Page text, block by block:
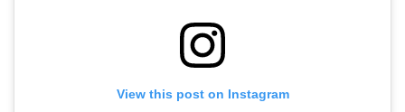
View this post on Instagram